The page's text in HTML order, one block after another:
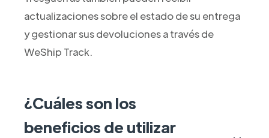
actualizaciones sobre el estado de su entrega
y gestionar sus devoluciones a través de
WeShip Track.
¿Cuáles son los
beneficios de utilizar